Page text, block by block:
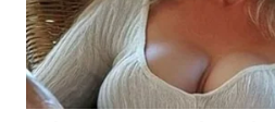
LAWAS
WN
SUMEDANG